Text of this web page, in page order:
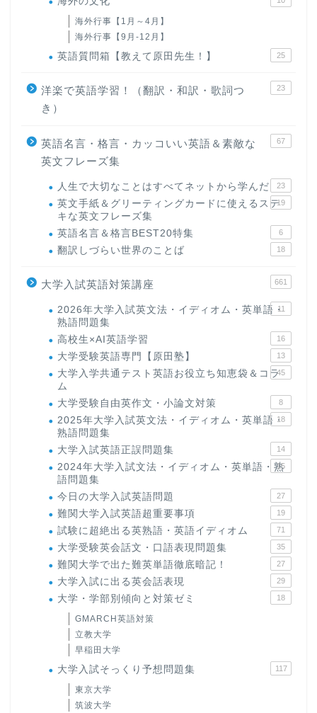
海外行事【1月～4月】
海外行事【9月-12月】
英語質問箱【教えて原田先生！】 25
洋楽で英語学習！（翻訳・和訳・歌詞つ
き）
23
英語名言・格言・カッコいい英語＆素敵な
英文フレーズ集
67
人生で大切なことはすべてネットから学んだ 23
英文手紙＆グリーティングカードに使えるステ
キな英文フレーズ集
19
英語名言＆格言BEST20特集 6
翻訳しづらい世界のことば 18
大学入試英語対策講座 661
2026年大学入試英文法・イディオム・英単語・
熟語問題集
11
高校生×AI英語学習 16
大学受験英語専門【原田塾】 13
大学入学共通テスト英語お役立ち知恵袋＆コラ
ム
45
大学受験自由英作文・小論文対策 8
2025年大学入試英文法・イディオム・英単語・
熟語問題集
18
大学入試英語正誤問題集 14
2024年大学入試文法・イディオム・英単語・熟
語問題集
15
今日の大学入試英語問題 27
難関大学入試英語超重要事項 19
試験に超絶出る英熟語・英語イディオム 71
大学受験英会話文・口語表現問題集 35
難関大学で出た難英単語徹底暗記！ 27
大学入試に出る英会話表現 29
大学・学部別傾向と対策ゼミ 18
GMARCH英語対策
立教大学
早稲田大学
大学入試そっくり予想問題集 117
東京大学
筑波大学